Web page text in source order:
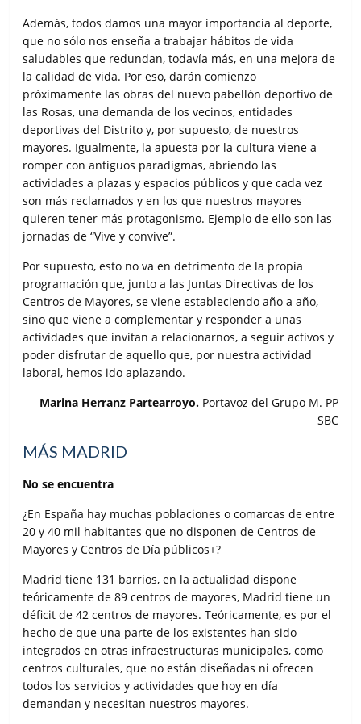
Además, todos damos una mayor importancia al deporte,
que no sólo nos enseña a trabajar hábitos de vida
saludables que redundan, todavía más, en una mejora de
la calidad de vida. Por eso, darán comienzo
próximamente las obras del nuevo pabellón deportivo de
las Rosas, una demanda de los vecinos, entidades
deportivas del Distrito y, por supuesto, de nuestros
mayores. Igualmente, la apuesta por la cultura viene a
romper con antiguos paradigmas, abriendo las
actividades a plazas y espacios públicos y que cada vez
son más reclamados y en los que nuestros mayores
quieren tener más protagonismo. Ejemplo de ello son las
jornadas de “Vive y convive”.
Por supuesto, esto no va en detrimento de la propia
programación que, junto a las Juntas Directivas de los
Centros de Mayores, se viene estableciendo año a año,
sino que viene a complementar y responder a unas
actividades que invitan a relacionarnos, a seguir activos y
poder disfrutar de aquello que, por nuestra actividad
laboral, hemos ido aplazando.
Marina Herranz Partearroyo. Portavoz del Grupo M. PP
SBC
MÁS MADRID
No se encuentra
¿En España hay muchas poblaciones o comarcas de entre
20 y 40 mil habitantes que no disponen de Centros de
Mayores y Centros de Día públicos+?
Madrid tiene 131 barrios, en la actualidad dispone
teóricamente de 89 centros de mayores, Madrid tiene un
déficit de 42 centros de mayores. Teóricamente, es por el
hecho de que una parte de los existentes han sido
integrados en otras infraestructuras municipales, como
centros culturales, que no están diseñadas ni ofrecen
todos los servicios y actividades que hoy en día
demandan y necesitan nuestros mayores.